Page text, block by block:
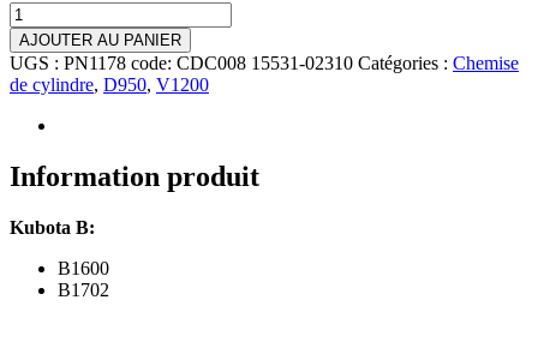
quantité
de
Chemise
de
cylindre
Kubota
B1,
Moteur
V1200
AJOUTER AU PANIER
UGS : PN1178 code: CDC008 15531-02310 Catégories : Chemise
de cylindre, D950, V1200
Information produit
Kubota B:
B1600
B1702